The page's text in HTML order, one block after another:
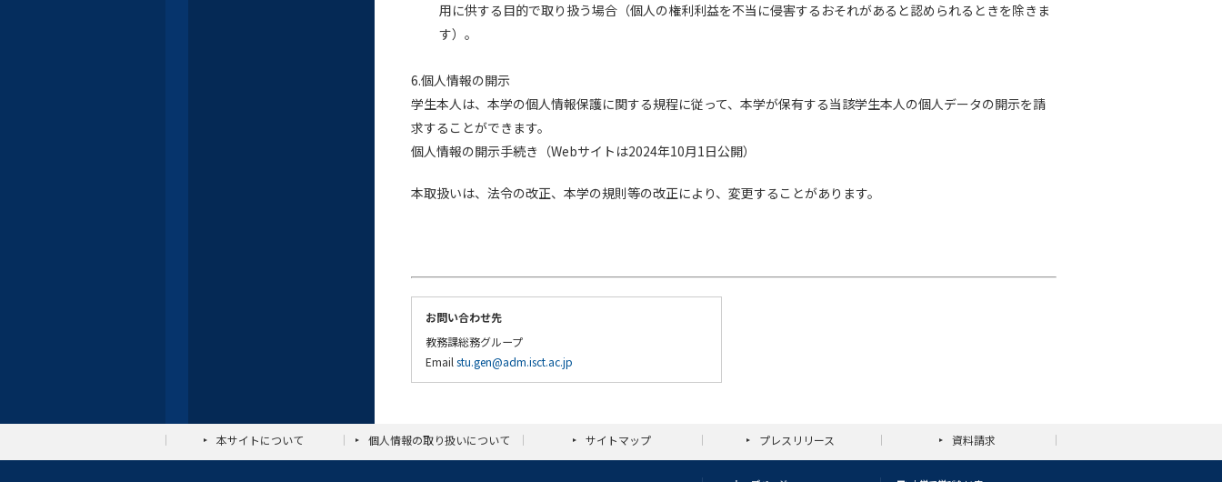
用に供する目的で取り扱う場合（個人の権利利益を不当に侵害するおそれがあると認められるときを除きま
す）。
6.個人情報の開示
学生本人は、本学の個人情報保護に関する規程に従って、本学が保有する当該学生本人の個人データの開示を請
求することができます。
個人情報の開示手続き（Webサイトは2024年10月1日公開）
本取扱いは、法令の改正、本学の規則等の改正により、変更することがあります。
お問い合わせ先
教務課総務グループ
Email stu.gen@adm.isct.ac.jp
本サイトについて 個人情報の取り扱いについて サイトマップ プレスリリース 資料請求